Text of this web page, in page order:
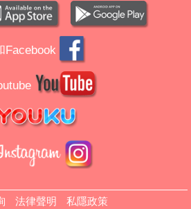
Facebook
法律聲明 私隱政策